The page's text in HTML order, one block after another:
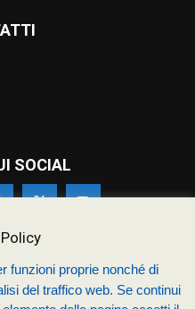
SOCIAL
dastudio4s.com
funzioni proprie nonché di
del traffico web. Se continui